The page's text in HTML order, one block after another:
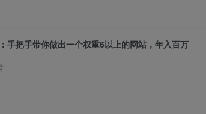
手把手带你做出一个权重6以上的网站，年入百万